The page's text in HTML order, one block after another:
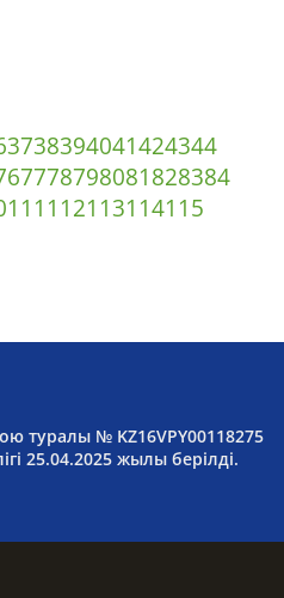
3738394041424344
7778798081828384
111 112113114115
туралы № KZ16VPY00118275
25.04.2025 жылы берілді.